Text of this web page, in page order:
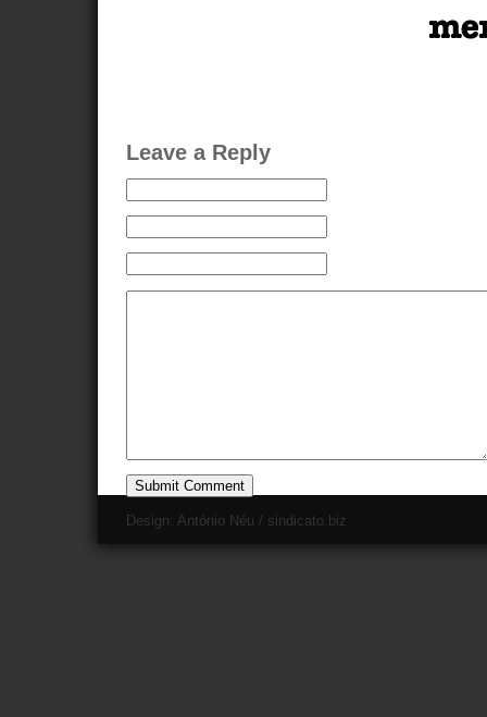
Leave a Reply
Design: António Néu / sindicato.biz